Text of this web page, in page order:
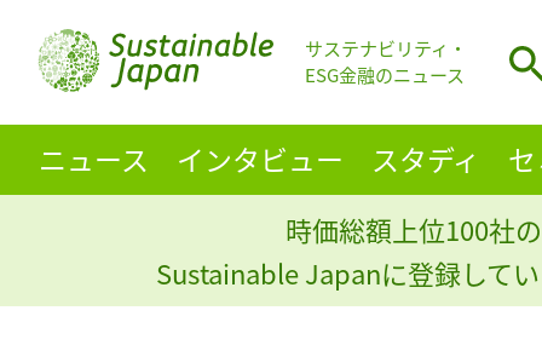
サステナビリティ・
ESG金融のニュース
ニュース インタビュー スタディ
時価総額上位100社
Sustainable Japanに登録して